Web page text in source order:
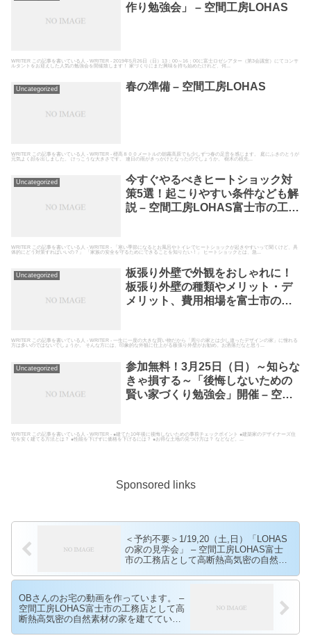
作り勉強会」 – 空間工房LOHAS
WRITER この記事を書いている人 - WRITER - 2019年5月26日（日）13：00～16：00に富士ロゼシアター（第3会議室）にてコンサ
ルタントをお迎えした人気の勉強会を開催致します！ 家づくりにまだ興味を持ち始めたけれど、何...
Uncategorized 春の準備 – 空間工房LOHAS
WRITER この記事を書いている人 - WRITER - 標高８００メートルの朝霧高原でも少しずつ春の足音を感じます。 庭にふきのとうが
元気よく顔を出しました。 けっこうな大きさです。 連日の雨がきっかけとなったのでしょうか。 樹木の枝先...
Uncategorized
今すぐやるべきヒートショック対
策5選！起こりやすい条件なども解
説 – 空間工房LOHAS富士市の工務
WRITER この記事を書いている人 - WRITER - 「寒い季節になるとお風呂やトイレでヒートショックが起きやすいって聞くけど、具
体的にどう対策すればいいの？」 「家族の安全を守るためにできることを知りたい！」 ヒートショックとは、急...
Uncategorized
板張り外壁で外観をおしゃれに！
板張り外壁の種類やメリット・デ
メリット、費用相場を富士市の工
WRITER この記事を書いている人 - WRITER - 一生に一度の大きな買い物だから「周りの家とは少し違ったデザインの家」に憧れる
方は多いのではないでしょうか。 そんな方には、印象的な外観に仕上がる板張り外壁がお勧め。お洒落だなと思う...
Uncategorized
参加無料！3月25日（日）～知らな
きゃ損する～「後悔しないための
賢い家づくり勉強会」開催 – 空間
てている空間工房LOHAS
WRITER この記事を書いている人 - WRITER - ●建てた10年後に後悔しないための事前チェックポイント ●建築家のデザイナーズ住
宅を安く建てる方法とは？ ●性能を下げずに価格を下げるには？ ●お得な土地の見つけ方は？ などなど。...
Sponsored links
＜予約不要＞1/19,20（土,日）「LOHAS
の家の見学会」 – 空間工房LOHAS富士
市の工務店として高断熱高気密の自然素
OBさんのお宅の動画を作っています。 –
空間工房LOHAS富士市の工務店として高
断熱高気密の自然素材の家を建てている